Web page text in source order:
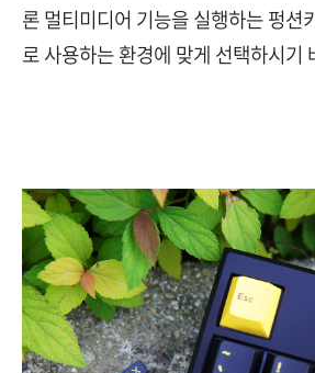
론 멀티미디어 기능을 실행하는 펑션
로 사용하는 환경에 맞게 선택하시기